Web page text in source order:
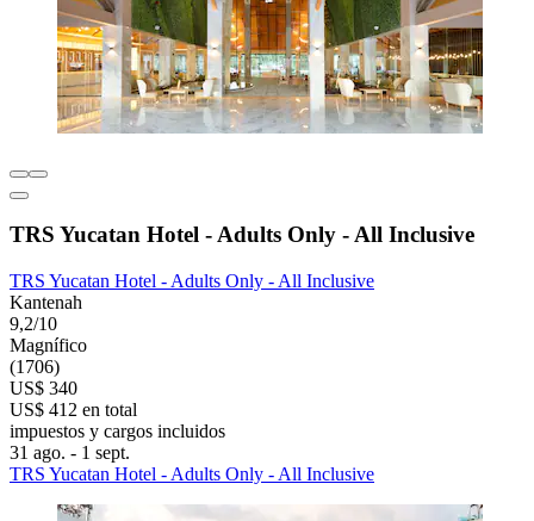
TRS Yucatan Hotel - Adults Only - All Inclusive
TRS Yucatan Hotel - Adults Only - All Inclusive
Kantenah
9,2/10
Magnífico
(1706)
US$ 340
US$ 412 en total
impuestos y cargos incluidos
31 ago. - 1 sept.
TRS Yucatan Hotel - Adults Only - All Inclusive